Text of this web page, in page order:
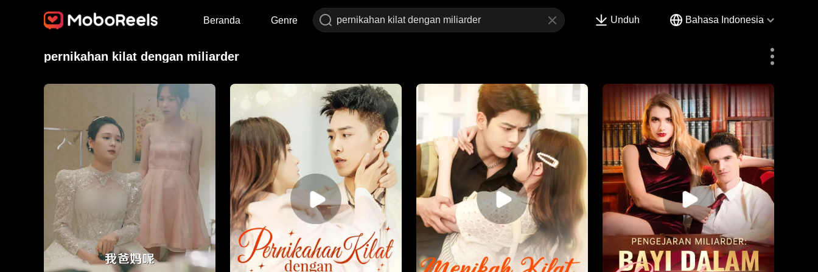
Beranda Genre Unduh Bahasa Indonesia
pernikahan kilat dengan miliarder